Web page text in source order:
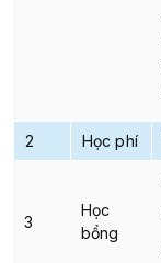
2 Học phí
3
Học
bổng